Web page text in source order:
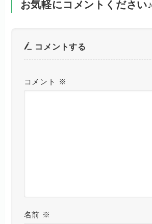
お気軽にコメントください♪
コメントする
コメント ※
名前 ※